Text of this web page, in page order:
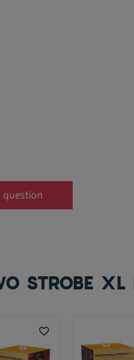
question
STROBE XL
favorite_border